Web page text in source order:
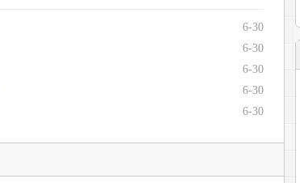
6-30
6-30
6-30
6-30
6-30